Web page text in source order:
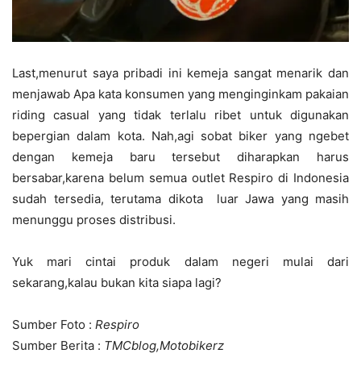
Last,menurut saya pribadi ini kemeja sangat menarik dan
menjawab Apa kata konsumen yang menginginkam pakaian
riding casual yang tidak terlalu ribet untuk digunakan
bepergian dalam kota. Nah,agi sobat biker yang ngebet
dengan kemeja baru tersebut diharapkan harus
bersabar,karena belum semua outlet Respiro di Indonesia
sudah tersedia, terutama dikota luar Jawa yang masih
menunggu proses distribusi.
Yuk mari cintai produk dalam negeri mulai dari
sekarang,kalau bukan kita siapa lagi?
Sumber Foto : Respiro
Sumber Berita : TMCblog,Motobikerz